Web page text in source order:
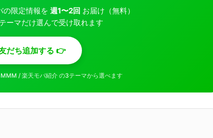
の限定情報を週1〜2回 お届け（無料）
ーマだけ選んで受け取れます
だち追加する 👉
/ 楽天モバ紹介 の3テーマから選べます